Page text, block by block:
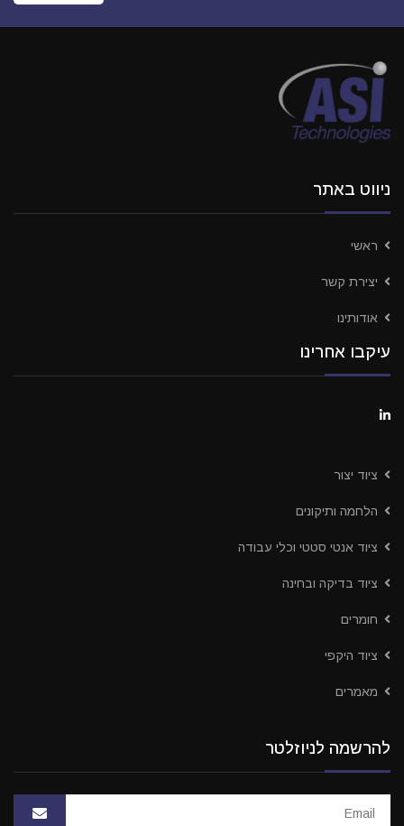
ניווט באתר
ראשי
יצירת קשר
אודותינו
עיקבו אחרינו
ציוד יצור
הלחמה ותיקונים
ציוד אנטי סטטי וכלי עבודה
ציוד בדיקה ובחינה
חומרים
ציוד היקפי
מאמרים
להרשמה לניוזלטר